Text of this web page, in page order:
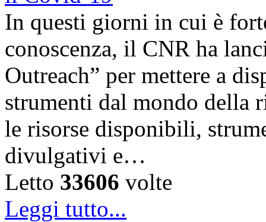
In questi giorni in cui è
conoscenza, il CNR ha
Outreach” per mettere a
strumenti dal mondo della
le risorse disponibili,
divulgativi e…
Letto 33606 volte
Leggi tutto...